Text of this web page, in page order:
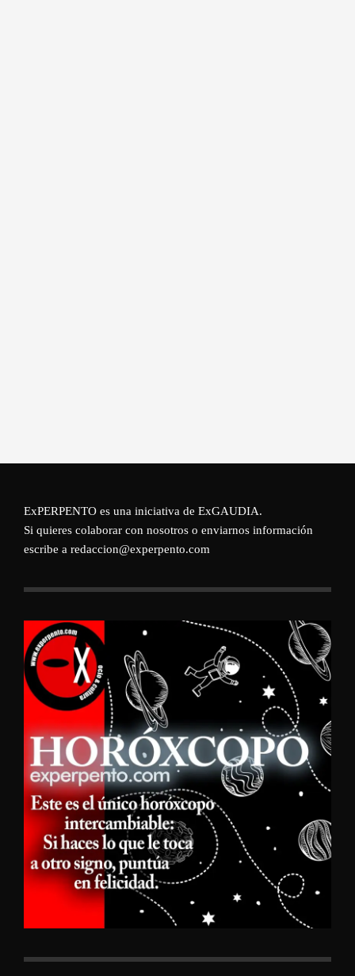
ExPERPENTO es una iniciativa de ExGAUDIA.
Si quieres colaborar con nosotros o enviarnos información
escribe a redaccion@experpento.com